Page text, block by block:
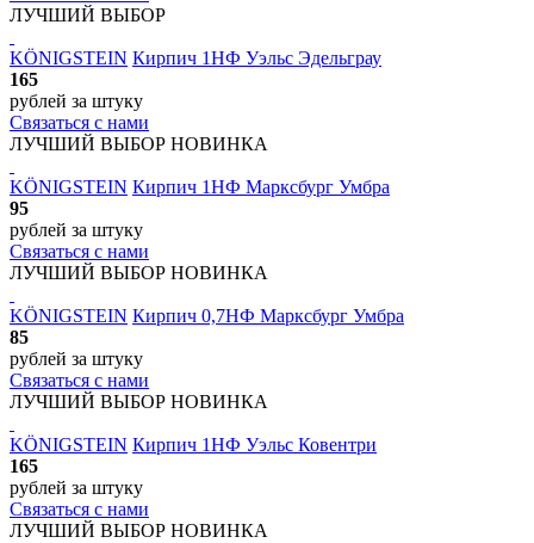
ЛУЧШИЙ ВЫБОР
KÖNIGSTEIN Кирпич 1НФ Уэльс Эдельграу
165
рублей за штуку
Связаться с нами
ЛУЧШИЙ ВЫБОР НОВИНКА
KÖNIGSTEIN Кирпич 1НФ Марксбург Умбра
95
рублей за штуку
Связаться с нами
ЛУЧШИЙ ВЫБОР НОВИНКА
KÖNIGSTEIN Кирпич 0,7НФ Марксбург Умбра
85
рублей за штуку
Связаться с нами
ЛУЧШИЙ ВЫБОР НОВИНКА
KÖNIGSTEIN Кирпич 1НФ Уэльс Ковентри
165
рублей за штуку
Связаться с нами
ЛУЧШИЙ ВЫБОР НОВИНКА